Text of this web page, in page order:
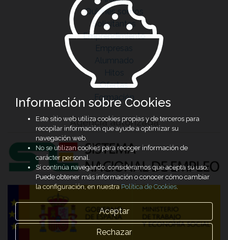
Quiénes somos
Solicitantes
Emprendimiento
Empresas
Alumnado
Hitos
Ofertas
Formación
Agencia autorizada
Información sobre Cookies
Este sitio web utiliza cookies propias y de terceros para
recopilar información que ayude a optimizar su
navegación web.
No se utilizan cookies para recoger información de
carácter personal.
Si continúa navegando, consideramos que acepta su uso.
Puede obtener más información o conocer cómo cambiar
la configuración, en nuestraPolítica de Cookies.
Aceptar
Rechazar